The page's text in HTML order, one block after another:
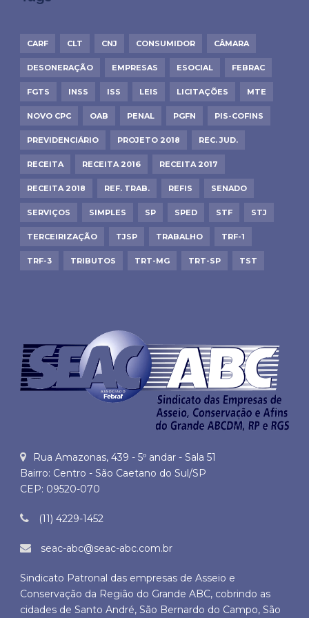
CARF CLT CNJ CONSUMIDOR CÂMARA
DESONERAÇÃO EMPRESAS ESOCIAL FEBRAC
FGTS INSS ISS LEIS LICITAÇÕES MTE
NOVO CPC OAB PENAL PGFN PIS-COFINS
PREVIDENCIÁRIO PROJETO 2018 REC. JUD.
RECEITA RECEITA 2016 RECEITA 2017
RECEITA 2018 REF. TRAB. REFIS SENADO
SERVIÇOS SIMPLES SP SPED STF STJ
TERCEIRIZAÇÃO TJSP TRABALHO TRF-1
TRF-3 TRIBUTOS TRT-MG TRT-SP TST
Rua Amazonas, 439 - 5º andar - Sala 51
Bairro: Centro - São Caetano do Sul/SP
CEP: 09520-070
(11) 4229-1452
seac-abc@seac-abc.com.br
Sindicato Patronal das empresas de Asseio e
Conservação da Região do Grande ABC, cobrindo as
cidades de Santo André, São Bernardo do Campo, São